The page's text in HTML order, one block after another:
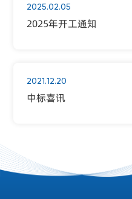
2025.02.05
2025年开工通知
2021.12.20
中标喜讯